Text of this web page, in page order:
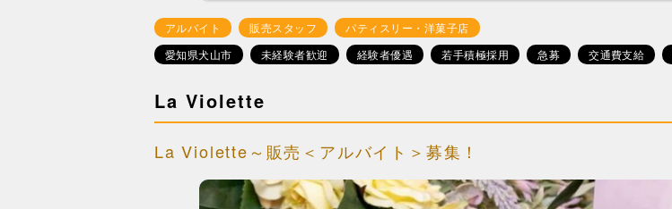
アルバイト 販売スタッフ
パティスリー・洋菓子店
愛知県犬山市
未経験者歓迎 経験者優遇 若手積極採用 急募 交通費支給
La Violette
La Violette～販売＜アルバイト＞募集！